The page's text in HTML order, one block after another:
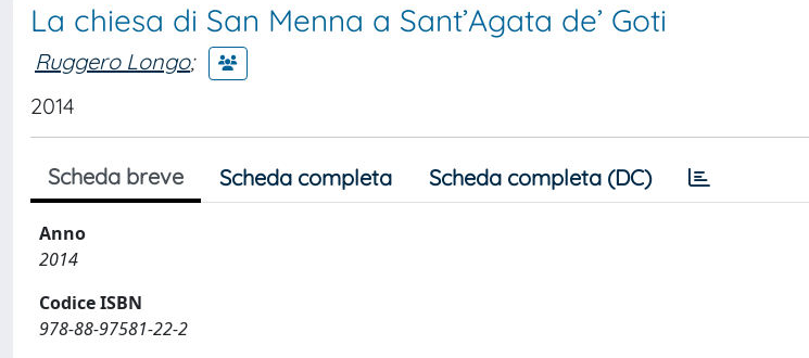
La chiesa di San Menna a Sant’Agata de’ Goti
Ruggero Longo;
2014
Scheda breve Scheda completa Scheda completa (DC)
Anno
2014
Codice ISBN
978-88-97581-22-2